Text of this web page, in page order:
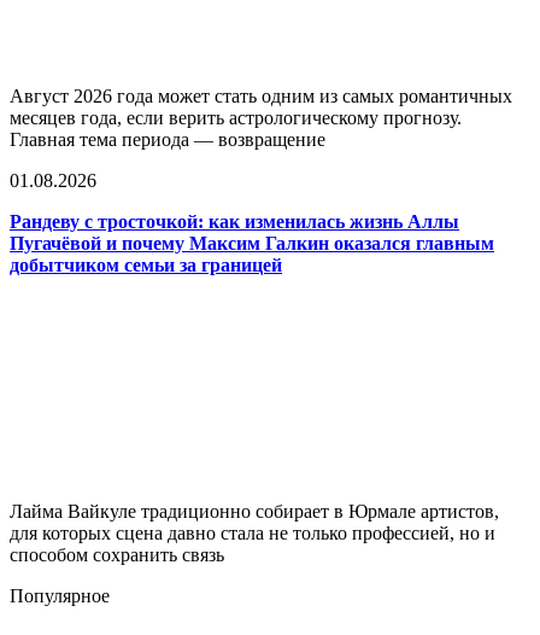
Август 2026 года может стать одним из самых романтичных
месяцев года, если верить астрологическому прогнозу.
Главная тема периода — возвращение
01.08.2026
Рандеву с тросточкой: как изменилась жизнь Аллы
Пугачёвой и почему Максим Галкин оказался главным
добытчиком семьи за границей
Лайма Вайкуле традиционно собирает в Юрмале артистов,
для которых сцена давно стала не только профессией, но и
способом сохранить связь
Популярное